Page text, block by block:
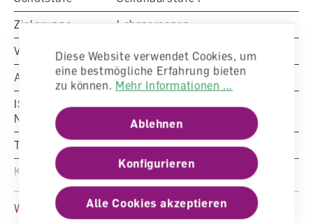
Zielgruppe
Lehrpersonen
Verlag
LMV St.Gallen, LMV Zürich
Artikelnummer
9530100
ISBN/EAN-
Nummer
978-3-03713-871-7
Typ
Begleitband für Lehrperson
Klasse
9. Klasse
Fachbereich
Französisch
Weitere Produktinformationen
Diese Website verwendet Cookies, um
eine bestmögliche Erfahrung bieten
zu können. Mehr Informationen ...
Ablehnen
Konfigurieren
Alle Cookies akzeptieren